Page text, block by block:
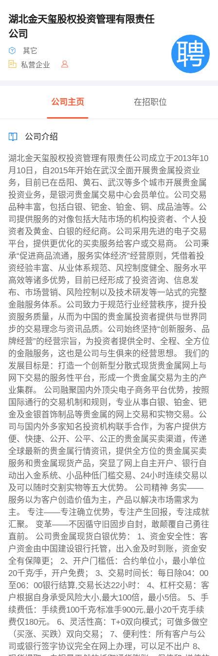
湖北金天玺股权投资管理有限责任
公司
其它
私营企业
公司主页 在招职位
公司介绍
湖北金天玺股权投资管理有限责任公司成立于2013年10
月10日，自2015年开始在武汉全面开展贵金属投资业
务，目前已在岳阳、黄石、武汉等多个城市开展贵金属
投资业务，是银河贵金属交易中心会员单位。公司交易
品种丰富，包括白银、钯金、铂金、铜、成品油等。公
司提供服务的对像包括大陆市场的机构投资者、个人投
资者及黄金、白银的经纪商。公司采用先进的电子交易
平台，提供更优化的买卖服务给客户或交易商。 公司秉
承“促进商品流通，服务实体经济”经营原则，凭借着投
资经验丰富、从业体系规范、风控制度健全、服务水平
高效等诸多优势，目前已经形成了投资咨询、信息发
布、市场营销、风险控制以及技术研发等一站式的完整
金融服务体系。公司致力于规范行业经营秩序，提升投
资服务质量，从而为中国的贵金属投资者提供与世界同
步的交易理念与资讯品质。公司始终坚持“创新服务、品
牌经营”的经营宗旨，为投资者提供全时、全程、全方位
的金融服务，这也是公司与生俱来的经营思想。 我们的
发展目标是：打造一个创新型分散式现货贵金属网上与
网下交易的服务性平台，形成一个贵金属交易为主的产
业集群。 公司融聚国内外顶尖电子商务平台优势，按照
国际通行的交易机制和规则，专业从事白银、铂金、钯
金及金银首饰制品等贵金属的网上交易和实物交易。公
司与国内外多家知名投资机构联手合作，为客户提供方
便、快捷、公开、公平、公正的贵金属买卖渠道，传递
全球最新的贵金属行情资讯，提供全方位的贵金属买卖
服务和贵金属现货产品，突显了网上自主开户、银行自
动出入金系统、小品种低门槛交易、24小时连续交易以
及可以随时交割实物等五大优势。 公司精神 务实——
服务以为客户创造价值为主，产品以解决市场需求为
主。 专注——专注确立优势，专注产生回报，专注成就
汇聚。 变革——不因循守旧固步自封，敢颠覆自己勇往
直前。 公司贵金属现货白银优势： 1、资金安全性：客
户资金由中国建设银行托管，出入金及时到账，资金安
全有保障更； 2、开户门槛低：合约单位小，最小单位
20千克∕手，开户免费； 3、交易时间长：每日除04：00
至06：00银行结算,交易长达22小时： 4、杠杆交易：客
户根据自身承受风险大小,最大100倍，最小5倍。 5、手
续费低：手续费100千克∕标准手900元,最小20千克手续
费仅180元。 6、灵活性高：T+0双向模式；可做多做空
（买涨、买跌）双向交易； 7、便利性：所有客户与公
司或银行签字协议完全在网上办理，可以足不出户 8、